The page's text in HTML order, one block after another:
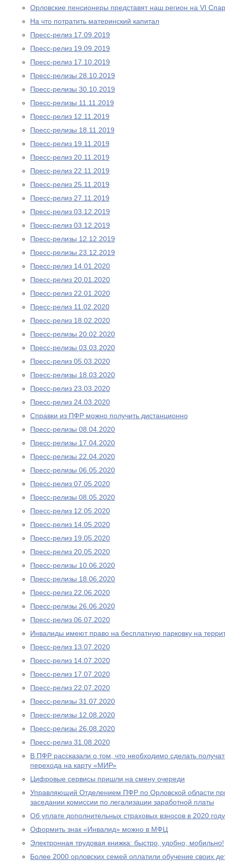
Орловские пенсионеры представят наш регион на VI
На что потратить материнский капитал
Пресс-релиз 17.09.2019
Пресс-релиз 19.09.2019
Пресс-релиз 17.10.2019
Пресс-релизы 28.10.2019
Пресс-релизы 30.10.2019
Пресс-релизы 11.11.2019
Пресс-релиз 12.11.2019
Пресс-релизы 18.11.2019
Пресс-релиз 19.11.2019
Пресс-релиз 20.11.2019
Пресс-релиз 22.11.2019
Пресс-релиз 25.11.2019
Пресс-релиз 27.11.2019
Пресс-релиз 03.12.2019
Пресс-релиз 03.12.2019
Пресс-релизы 12.12.2019
Пресс-релизы 23.12.2019
Пресс-релиз 14.01.2020
Пресс-релиз 20.01.2020
Пресс-релиз 22.01.2020
Пресс-релиз 11.02.2020
Пресс-релиз 18.02.2020
Пресс-релизы 20.02.2020
Пресс-релизы 03.03.2020
Пресс-релиз 05.03.2020
Пресс-релизы 18.03.2020
Пресс-релиз 23.03.2020
Пресс-релиз 24.03.2020
Справки из ПФР можно получить дистанционно
Пресс-релизы 08.04.2020
Пресс-релизы 17.04.2020
Пресс-релизы 22.04.2020
Пресс-релизы 06.05.2020
Пресс-релиз 07.05.2020
Пресс-релизы 08.05.2020
Пресс-релиз 12.05.2020
Пресс-релиз 14.05.2020
Пресс-релиз 19.05.2020
Пресс-релиз 20.05.2020
Пресс-релизы 10.06.2020
Пресс-релизы 18.06.2020
Пресс-релиз 22.06.2020
Пресс-релизы 26.06.2020
Пресс-релиз 06.07.2020
Инвалиды имеют право на бесплатную парковку на
Пресс-релиз 13.07.2020
Пресс-релиз 14.07.2020
Пресс-релиз 17.07.2020
Пресс-релиз 22.07.2020
Пресс-релизы 31.07.2020
Пресс-релизы 12.08.2020
Пресс-релизы 26.08.2020
Пресс-релиз 31.08.2020
В ПФР рассказали о том, что необходимо сделать
перехода на карту «МИР»
Цифровые сервисы пришли на смену очереди
Управляющий Отделением ПФР по Орловской области
заседании комиссии по легализации заработной платы
Об уплате дополнительных страховых взносов в 2020 году
Оформить знак «Инвалид» можно в МФЦ
Электронная трудовая книжка: быстро, удобно, мобильно!
Более 2000 орловских семей оплатили обучение своих